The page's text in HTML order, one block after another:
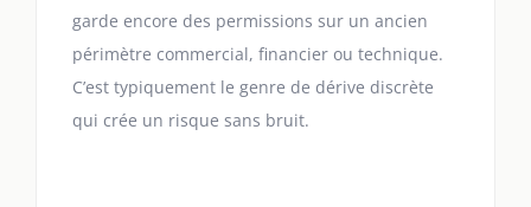
garde encore des permissions sur un ancien
périmètre commercial, financier ou technique.
C’est typiquement le genre de dérive discrète
qui crée un risque sans bruit.